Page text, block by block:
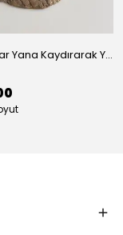
Aksesauar Yana Kaydırarak Yanmalı Kum Siyah Çakmak